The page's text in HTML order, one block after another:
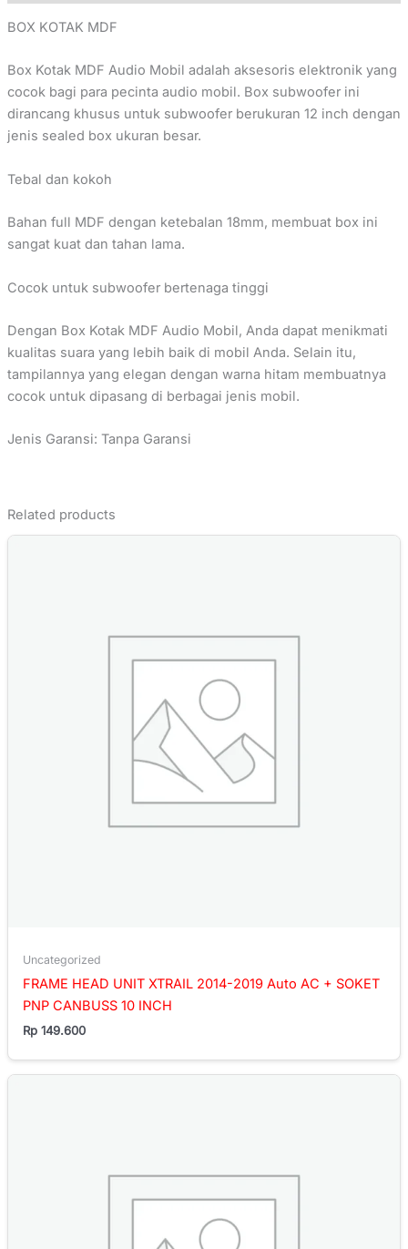
BOX KOTAK MDF
Box Kotak MDF Audio Mobil adalah aksesoris elektronik yang
cocok bagi para pecinta audio mobil. Box subwoofer ini
dirancang khusus untuk subwoofer berukuran 12 inch dengan
jenis sealed box ukuran besar.
Tebal dan kokoh
Bahan full MDF dengan ketebalan 18mm, membuat box ini
sangat kuat dan tahan lama.
Cocok untuk subwoofer bertenaga tinggi
Dengan Box Kotak MDF Audio Mobil, Anda dapat menikmati
kualitas suara yang lebih baik di mobil Anda. Selain itu,
tampilannya yang elegan dengan warna hitam membuatnya
cocok untuk dipasang di berbagai jenis mobil.
Jenis Garansi: Tanpa Garansi
Related products
Uncategorized
FRAME HEAD UNIT XTRAIL 2014-2019 Auto AC + SOKET
PNP CANBUSS 10 INCH
Rp 149.600